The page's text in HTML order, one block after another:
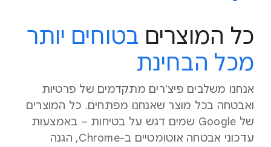
כל המוצרים בטוחים יותר
מכל הבחינת
אנחנו משלבים פיצ'רים מתקדמים של פרטיות
ואבטחה בכל מוצר שאנחנו מפתחים. כל המוצרים
של Google שמים דגש על בטיחות – באמצעות
עדכוני אבטחה אוטומטיים ב-Chrome, הגנה